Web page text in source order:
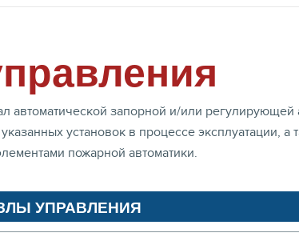
запорной и/или регулирующей
установок в процессе эксплуатации,
пожарной автоматики.
УПРАВЛЕНИЯ